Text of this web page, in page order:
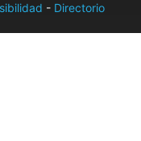
- Directorio